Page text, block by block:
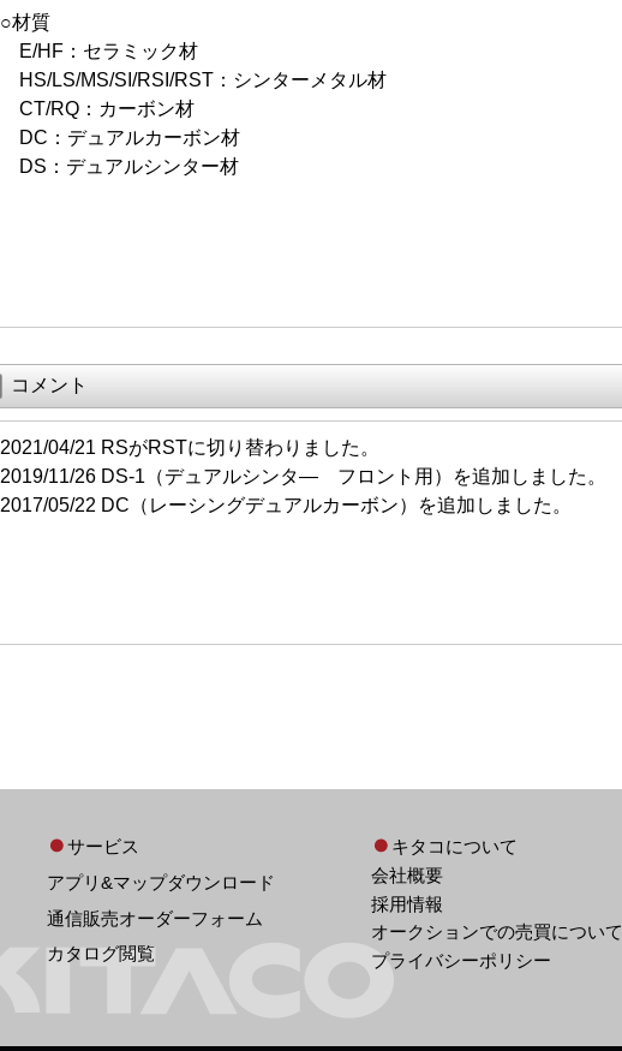
○材質
E/HF：セラミック材
HS/LS/MS/SI/RSI/RST：シンターメタル材
CT/RQ：カーボン材
DC：デュアルカーボン材
DS：デュアルシンター材
コメント
2021/04/21 RSがRSTに切り替わりました。
2019/11/26 DS-1（デュアルシンタ― フロント用）を追加しました。
2017/05/22 DC（レーシングデュアルカーボン）を追加しました。
サービス
アプリ&マップダウンロード
通信販売オーダーフォーム
カタログ閲覧
キタコについて
会社概要
採用情報
オークションでの売買について
プライバシーポリシー